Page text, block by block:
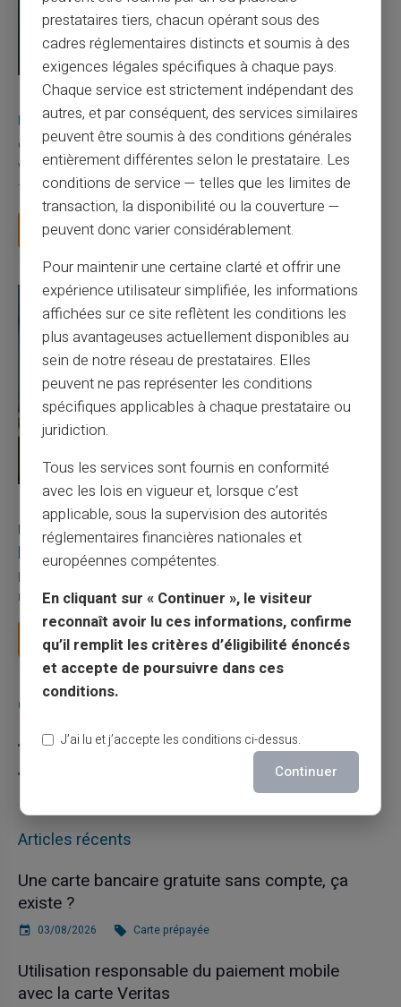
03/08/2026 Veritas Carte prépayée
Une carte bancaire gratuite sans compte, ça
existe ?
Vous avez tapé cette recherche parce que votre banque vous
facture 50 € par an pour une carte que vo...
Lire la suite
27/07/2026 Veritas Carte prépayée
Utilisation responsable du paiement mobile avec
la carte Veritas
Le paiement mobile s'est imposé dans les habitudes quotidiennes,
mais il appelle des réflexes pour é...
Lire la suite
Catégories
Carte prépayée
Articles récents
Une carte bancaire gratuite sans compte, ça
existe ?
03/08/2026 Carte prépayée
Utilisation responsable du paiement mobile
avec la carte Veritas
prestataires tiers, chacun opérant sous des
cadres réglementaires distincts et soumis à des
exigences légales spécifiques à chaque pays.
Chaque service est strictement indépendant des
autres, et par conséquent, des services similaires
peuvent être soumis à des conditions générales
entièrement différentes selon le prestataire. Les
conditions de service — telles que les limites de
transaction, la disponibilité ou la couverture —
peuvent donc varier considérablement.
Pour maintenir une certaine clarté et offrir une
expérience utilisateur simplifiée, les informations
affichées sur ce site reflètent les conditions les
plus avantageuses actuellement disponibles au
sein de notre réseau de prestataires. Elles
peuvent ne pas représenter les conditions
spécifiques applicables à chaque prestataire ou
juridiction.
Tous les services sont fournis en conformité
avec les lois en vigueur et, lorsque c’est
applicable, sous la supervision des autorités
réglementaires financières nationales et
européennes compétentes.
En cliquant sur « Continuer », le visiteur
reconnaît avoir lu ces informations, confirme
qu’il remplit les critères d’éligibilité énoncés
et accepte de poursuivre dans ces
conditions.
J’ai lu et j’accepte les conditions ci-dessus.
Continuer